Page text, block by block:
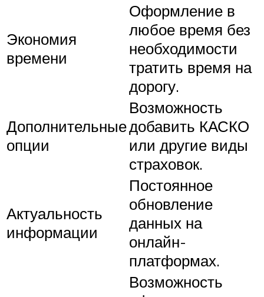
Экономия
времени
Оформление в
любое время без
необходимости
тратить время на
дорогу.
Дополнительные
опции
Возможность
добавить КАСКО
или другие виды
страховок.
Актуальность
информации
Постоянное
обновление
данных на
онлайн-
платформах.
Возможность